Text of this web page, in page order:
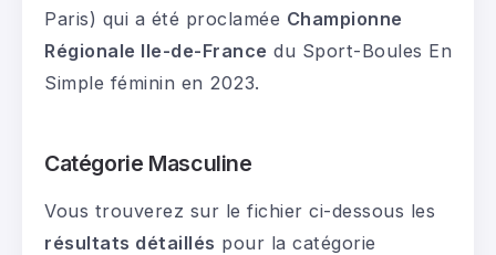
Paris) qui a été proclamée Championne
Régionale Ile-de-France du Sport-Boules En
Simple féminin en 2023.
Catégorie Masculine
Vous trouverez sur le fichier ci-dessous les
résultats détaillés pour la catégorie